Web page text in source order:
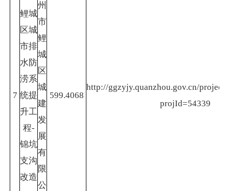
7
鲤城
区城
市排
水防
涝系
统提
升工
程-
锦坑
支沟
改造
州
市
鲤
城
区
城
建
发
展
有
限
公
599.4068
http://ggzyjy.quanzhou.gov.cn/
projId=54339